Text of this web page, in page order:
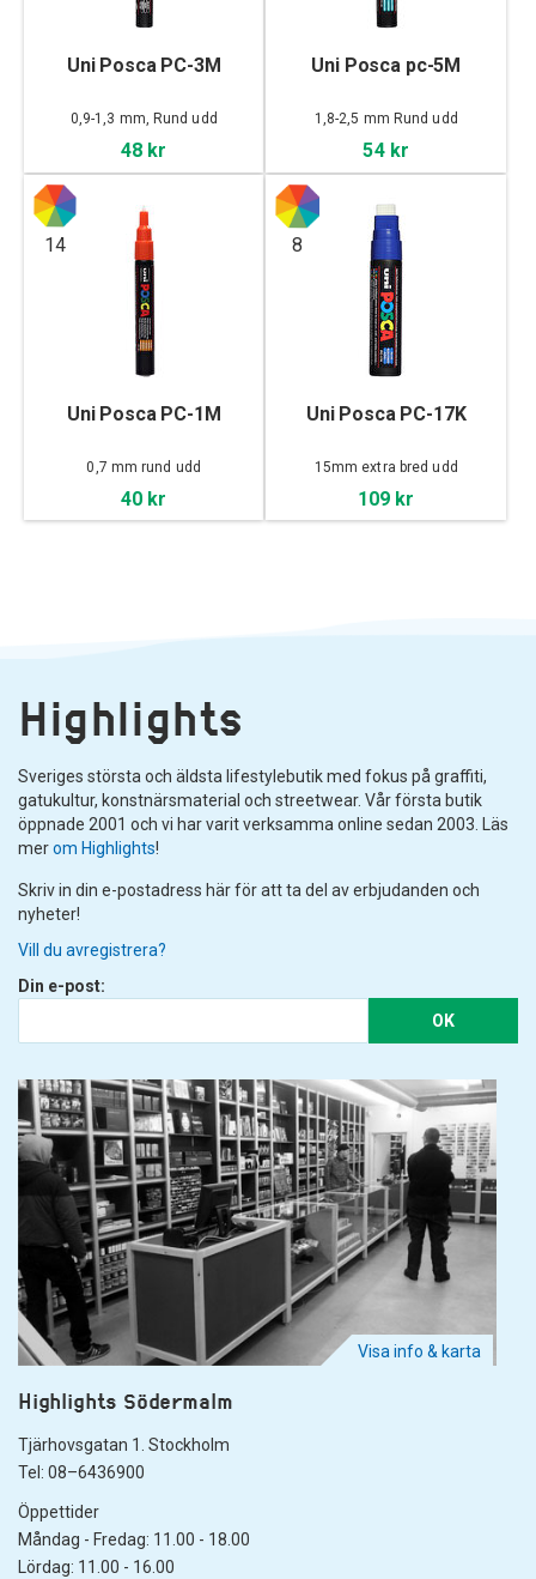
Uni Posca PC-3M
0,9-1,3 mm, Rund udd
48 kr
Uni Posca pc-5M
1,8-2,5 mm Rund udd
54 kr
14
Uni Posca PC-1M
0,7 mm rund udd
40 kr
8
Uni Posca PC-17K
15mm extra bred udd
109 kr
Highlights
Sveriges största och äldsta lifestylebutik med fokus på graffiti,
gatukultur, konstnärsmaterial och streetwear. Vår första butik
öppnade 2001 och vi har varit verksamma online sedan 2003. Läs
merom Highlights!
Skriv in din e-postadress här för att ta del av erbjudanden och
nyheter!
Vill du avregistrera?
Din e-post:
OK
Visa info & karta
Highlights Södermalm
Tjärhovsgatan 1. Stockholm
Tel: 08–6436900
Öppettider
Måndag - Fredag: 11.00 - 18.00
Lördag: 11.00 - 16.00